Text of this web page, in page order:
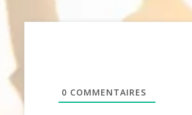
l’article
0 COMMENTAIRES